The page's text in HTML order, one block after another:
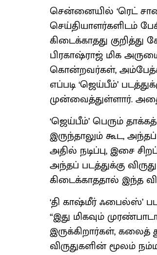
சென்னையில் ‘ரெட்
செய்தியாளர்களிடம்
கிடைக்காதது குறித்து
பிரகாஷ்ராஜ் மிக
கொன்றவர்கள்,
எப்படி ‘ஜெய்பீம்’
முன்வைத்துள்ளார்.
‘ஜெய்பீம்’ பெரும்
இருந்தாலும் கூட,
அதில் நடிப்பு, இசை
அந்தப் படத்துக்கு
கிடைக்காததால் இந்த
‘தி காஷ்மீர் ஃபைல்ஸ்’
“இது மிகவும்
இருக்கிறார்கள்,
விருதுகளின் மூலம்